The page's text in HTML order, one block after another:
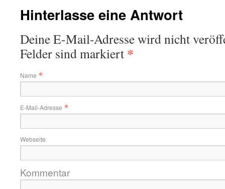
Hinterlasse eine Antwort
Deine E-Mail-Adresse wird nicht
Felder sind markiert *
Name *
E-Mail-Adresse *
Webseite
Kommentar